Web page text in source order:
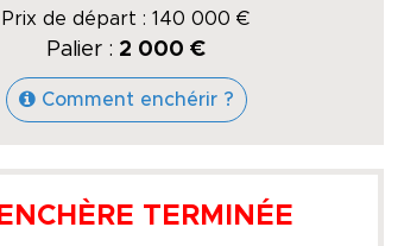
Prix de départ :140 000 €
Palier : 2 000 €
Comment enchérir ?
ENCHÈRE TERMINÉE